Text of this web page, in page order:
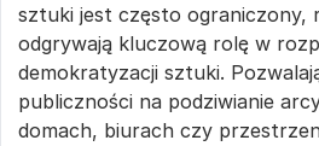
sztuki jest często ograniczony,
odgrywają kluczową rolę w
demokratyzacji sztuki.
publiczności na podziwianie
domach, biurach czy